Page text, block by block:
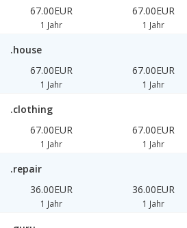
67.00EUR
1 Jahr
67.00EUR
1 Jahr
.house
67.00EUR
1 Jahr
67.00EUR
1 Jahr
.clothing
67.00EUR
1 Jahr
67.00EUR
1 Jahr
.repair
36.00EUR
1 Jahr
36.00EUR
1 Jahr